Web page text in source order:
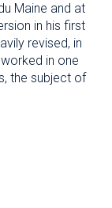
Maine and at
in his first
revised, in
in one
the subject of